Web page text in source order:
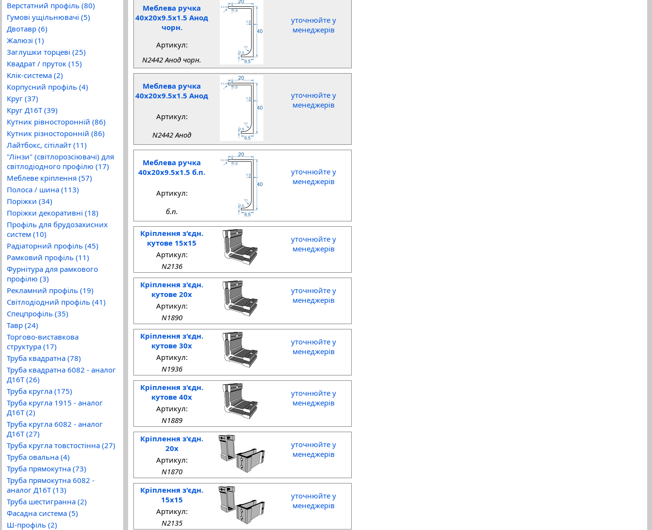
Верстатний профіль (80)
Гумові ущільнювачі (5)
Двотавр (6)
Жалюзі (1)
Заглушки торцеві (25)
Квадрат / пруток (15)
Клік-система (2)
Корпусний профіль (4)
Круг (37)
Круг Д16Т (39)
Кутник рівносторонній (86)
Кутник різносторонній (86)
Лайтбокс, сітілайт (11)
"Лінзи" (світлорозсіювачі) для
світлодіодного профілю (17)
Меблеве кріплення (57)
Полоса / шина (113)
Поріжки (34)
Поріжки декоративні (18)
Профіль для брудозахисних
систем (10)
Радіаторний профіль (45)
Рамковий профіль (11)
Фурнітура для рамкового
профілю (3)
Рекламний профіль (19)
Світлодіодний профіль (41)
Спецпрофіль (35)
Тавр (24)
Торгово-виставкова
структура (17)
Труба квадратна (78)
Труба квадратна 6082 - аналог
Д16Т (26)
Труба кругла (175)
Труба кругла 1915 - аналог
Д16Т (2)
Труба кругла 6082 - аналог
Д16Т (27)
Труба кругла товстостінна (27)
Труба овальна (4)
Труба прямокутна (73)
Труба прямокутна 6082 -
аналог Д16Т (13)
Труба шестигранна (2)
Фасадна система (5)
Ш-профіль (2)
Меблева ручка
40x20x9.5x1.5 Анод
чорн.
уточнюйте у
менеджерів
Артикул:
N2442 Анод чорн.
Меблева ручка
40x20x9.5x1.5 Анод
уточнюйте у
менеджерів
Артикул:
N2442 Анод
Меблева ручка
40x20x9.5x1.5 б.п.
уточнюйте у
менеджерів
Артикул:
б.п.
Кріплення з'єдн.
кутове 15x15
уточнюйте у
менеджерів
Артикул:
N2136
Кріплення з'єдн.
кутове 20x
уточнюйте у
менеджерів
Артикул:
N1890
Кріплення з'єдн.
кутове 30x
уточнюйте у
менеджерів
Артикул:
N1936
Кріплення з'єдн.
кутове 40x
уточнюйте у
менеджерів
Артикул:
N1889
Кріплення з'єдн.
20x
уточнюйте у
менеджерів
Артикул:
N1870
Кріплення з'єдн.
15x15
уточнюйте у
менеджерів
Артикул:
N2135